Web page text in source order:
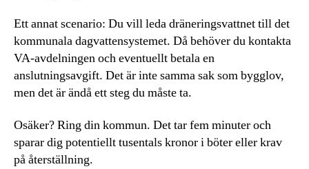
Ett annat scenario: Du vill leda dräneringsvattnet till det
kommunala dagvattensystemet. Då behöver du kontakta
VA-avdelningen och eventuellt betala en
anslutningsavgift. Det är inte samma sak som bygglov,
men det är ändå ett steg du måste ta.
Osäker? Ring din kommun. Det tar fem minuter och
sparar dig potentiellt tusentals kronor i böter eller krav
på återställning.